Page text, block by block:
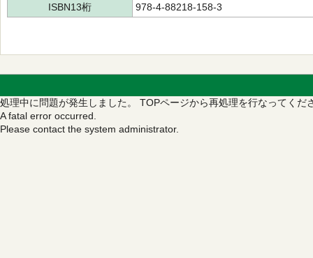
ISBN13桁
978-4-88218-158-3
処理中に問題が発生しました。 TOPページから再処理を行なってくだ
A fatal error occurred.
Please contact the system administrator.